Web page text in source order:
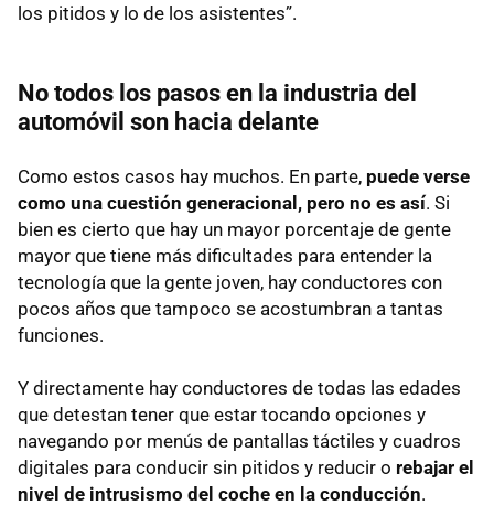
los pitidos y lo de los asistentes”.
No todos los pasos en la industria del
automóvil son hacia delante
Como estos casos hay muchos. En parte, puede verse
como una cuestión generacional, pero no es así. Si
bien es cierto que hay un mayor porcentaje de gente
mayor que tiene más dificultades para entender la
tecnología que la gente joven, hay conductores con
pocos años que tampoco se acostumbran a tantas
funciones.
Y directamente hay conductores de todas las edades
que detestan tener que estar tocando opciones y
navegando por menús de pantallas táctiles y cuadros
digitales para conducir sin pitidos y reducir o rebajar el
nivel de intrusismo del coche en la conducción.